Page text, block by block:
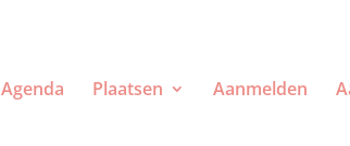
Agenda Plaatsen Aanmelden